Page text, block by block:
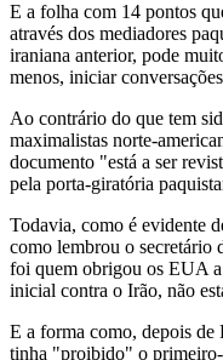
E a folha com 14 pontos
através dos mediadores
iraniana anterior, pode
menos, iniciar
Ao contrário do que tem
maximalistas norte-
documento "está a ser
pela porta-giratória
Todavia, como é evidente
como lembrou o secretário
foi quem obrigou os EUA a
inicial contra o Irão, não
E a forma como, depois
tinha "proibido" o